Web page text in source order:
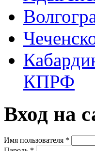
КПРФ
Вход на
Имя пользователя *